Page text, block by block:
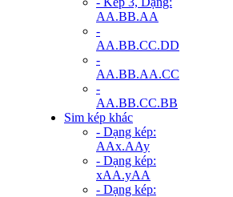
AA.BB.AA
-
AA.BB.CC.DD
-
AA.BB.AA.CC
-
AA.BB.CC.BB
Sim kép khác
- Dạng kép:
AAx.AAy
- Dạng kép:
xAA.yAA
- Dạng kép: